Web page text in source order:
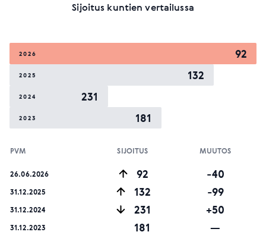
Sijoitus kuntien vertailussa
2026 92
2025 132
2024 231
2023 181
PVM SIJOITUS MUUTOS
26.06.2026 92 -40
31.12.2025 132 -99
31.12.2024 231 +50
31.12.2023 181 —